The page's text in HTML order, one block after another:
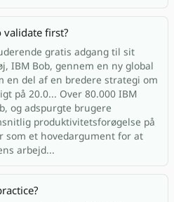
validate first?
gratis adgang til sit
IBM Bob, gennem en ny global
en del af en bredere strategi om
på 20.0... Over 80.000 IBM
og adspurgte brugere
produktivitetsforøgelse på
som et hovedargument for at
arbejd...